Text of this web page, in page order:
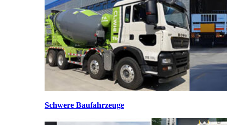
Schwere Baufahrzeuge